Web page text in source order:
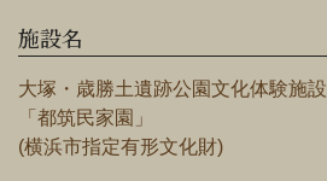
施設名
大塚・歳勝土遺跡公園文化体験施設
「都筑民家園」
(横浜市指定有形文化財)